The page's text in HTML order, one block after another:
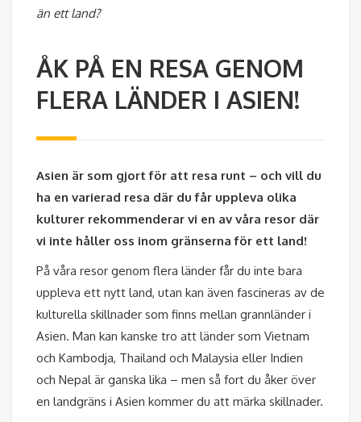
än ett land?
ÅK PÅ EN RESA GENOM
FLERA LÄNDER I ASIEN!
Asien är som gjort för att resa runt – och vill du
ha en varierad resa där du får uppleva olika
kulturer rekommenderar vi en av våra resor där
vi inte håller oss inom gränserna för ett land!
På våra resor genom flera länder får du inte bara
uppleva ett nytt land, utan kan även fascineras av de
kulturella skillnader som finns mellan grannländer i
Asien. Man kan kanske tro att länder som Vietnam
och Kambodja, Thailand och Malaysia eller Indien
och Nepal är ganska lika – men så fort du åker över
en landgräns i Asien kommer du att märka skillnader.